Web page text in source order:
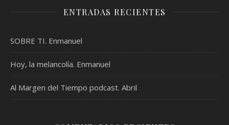
ENTRADAS RECIENTES
SOBRE TI. Enmanuel
Hoy, la melancolía. Enmanuel
Al Margen del Tiempo podcast. Abril